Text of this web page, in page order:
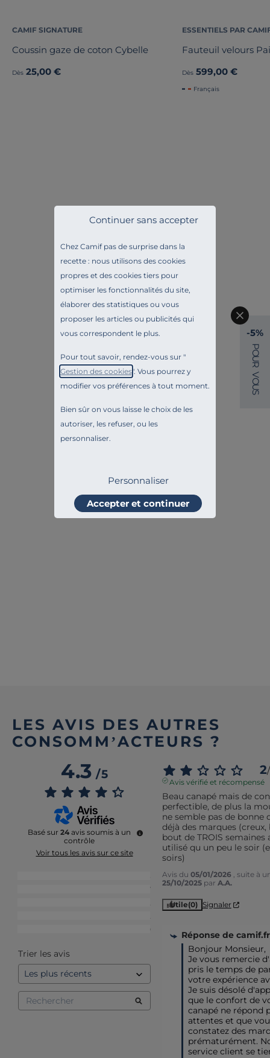
Chez Camif pas de surprise dans la
recette : nous utilisons des cookies
propres et des cookies tiers pour
optimiser les fonctionnalités du site,
élaborer des statistiques ou vous
proposer les articles ou publicités qui
vous correspondent le plus.
Pour tout savoir, rendez-vous sur "
Gestion des cookies". Vous pourrez y
modifier vos préférences à tout moment.
Bien sûr on vous laisse le choix de les
autoriser, les refuser, ou les
personnaliser.
Continuer sans accepter
Personnaliser
Accepter et continuer
CAMIF SIGNATURE
Coussin gaze de coton Cybelle
Dès 25,00 €
ESSENTIELS PAR
Fauteuil velours
Dès 599,00 €
Français
LES AVIS DES AUTRES
CONSOMM’ACTEURS ?
4.3/5
Basé sur 24 avis soumis à un
contrôle
Voir tous les avis sur ce site
7
0
Trier les avis
2/
Avis vérifié et récompensé
Beau canapé mais de
perfectible, de plus la
ne semble pas de bonne
déjà des marques (creux,
bout de TROIS semaines
utilisé qu un peu le soir
soirs)
Avis du 05/01/2026 , suite à
25/10/2025 par A.A.
Utile(0) Signaler
Réponse de camif.fr
Bonjour Monsieur,
Je vous remercie
pris le temps de
votre expérience
Je suis désolé
que le confort de
canapé ne répond
attentes et que
constatez des
prématurément.
service client se
-5%
P
O
U
R
V
O
U
S